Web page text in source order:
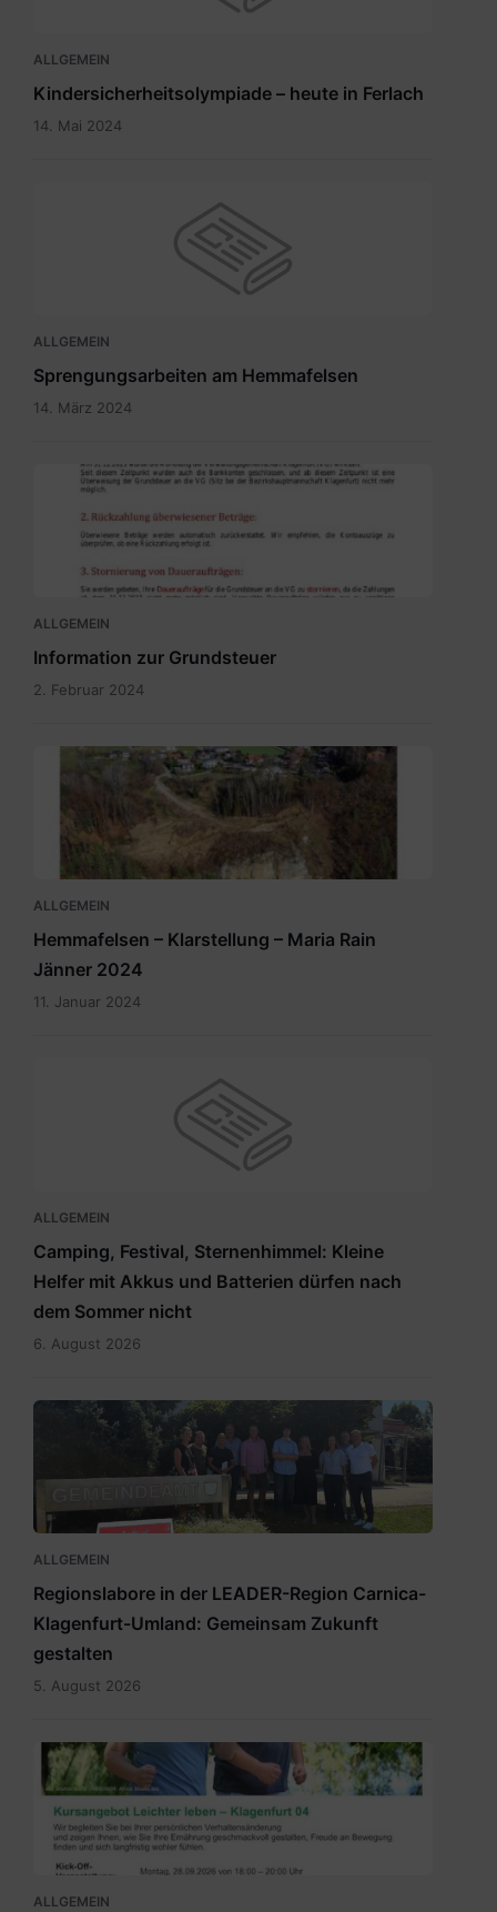
ALLGEMEIN
Kindersicherheitsolympiade – heute in Ferlach
14. Mai 2024
ALLGEMEIN
Sprengungsarbeiten am Hemmafelsen
14. März 2024
Grundsteuer
ALLGEMEIN
Information zur Grundsteuer
2. Februar 2024
ALLGEMEIN
Hemmafelsen – Klarstellung – Maria Rain
Jänner 2024
11. Januar 2024
ALLGEMEIN
Camping, Festival, Sternenhimmel: Kleine
Helfer mit Akkus und Batterien dürfen nach
dem Sommer nicht
6. August 2026
RegionslaborSüdost.jpg
ALLGEMEIN
Regionslabore in der LEADER-Region Carnica-
Klagenfurt-Umland: Gemeinsam Zukunft
gestalten
5. August 2026
2026_Terminübersicht_A3_Leichter
leben_Herbst_Klagenfurt
04.pdf
ALLGEMEIN